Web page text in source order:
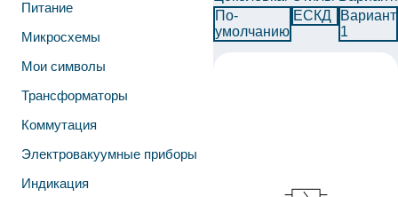
Питание
Микросхемы
Мои символы
Трансформаторы
Коммутация
Электровакуумные приборы
Индикация
По-
умолчанию
ЕСКД
Вариант
1